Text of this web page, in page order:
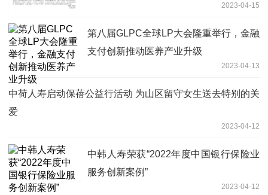
2023-04-15
第八届GLPC全球LP大会隆重举行，金融
支付创新推动医养产业升级
2023-04-13
中荷人寿启动保蓓公益行活动 为山区留守女生送去特别的关
爱
2023-04-12
中韩人寿荣获“2022年度中国银行保险业
服务创新案例”
2023-04-12